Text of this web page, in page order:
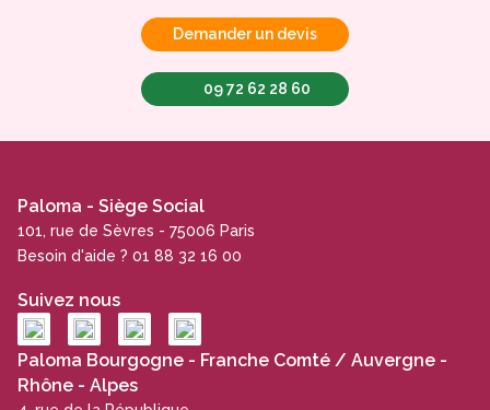
Demander un devis
09 72 62 28 60
Paloma - Siège Social
101, rue de Sèvres - 75006 Paris
Besoin d'aide ? 01 88 32 16 00
Suivez nous
Paloma Bourgogne - Franche Comté / Auvergne -
Rhône - Alpes